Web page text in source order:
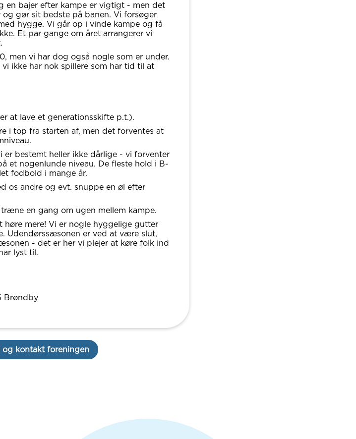
en bajer efter kampe er vigtigt - men det
gør sit bedste på banen. Vi forsøger
hygge. Vi går op i vinde kampe og få
Et par gange om året arrangerer vi
men vi har dog også nogle som er under.
ikke har nok spillere som har tid til at
at lave et generationsskifte p.t.).
i top fra starten af, men det forventes at
er bestemt heller ikke dårlige - vi forventer
et nogenlunde niveau. De fleste hold i B-
fodbold i mange år.
os andre og evt. snuppe en øl efter
en gang om ugen mellem kampe.
høre mere! Vi er nogle hyggelige gutter
Udendørssæsonen er ved at være slut,
- det er her vi plejer at køre folk ind
lyst til.
Brøndby
kontakt foreningen